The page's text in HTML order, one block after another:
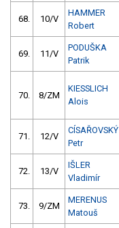
68. 10/V
HAMMER
Robert
69. 11/V
PODUŠKA
Patrik
70. 8/ZM
KIESSLICH
Alois
71. 12/V
CÍSAŘOVSKÝ
Petr
72. 13/V
IŠLER
Vladimír
73. 9/ZM
MERENUS
Matouš